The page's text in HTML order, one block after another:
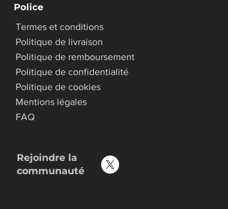
Police
Termes et conditions
Politique de livraison
Politique de remboursement
Politique de confidentialité
Politique de cookies
Mentions légales
FAQ
Rejoindre la
communauté